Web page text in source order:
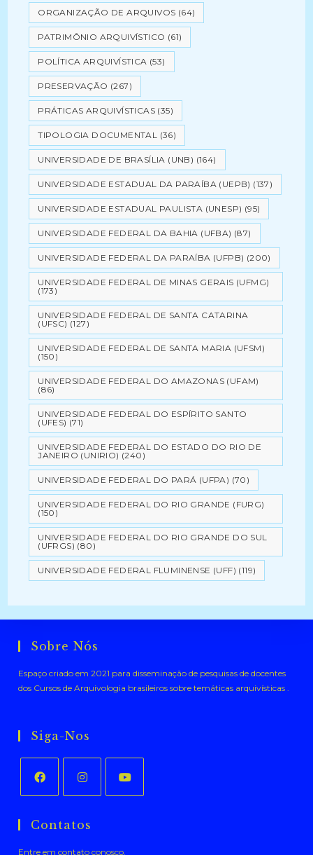
ORGANIZAÇÃO DE ARQUIVOS (64)
PATRIMÔNIO ARQUIVÍSTICO (61)
POLÍTICA ARQUIVÍSTICA (53)
PRESERVAÇÃO (267)
PRÁTICAS ARQUIVÍSTICAS (35)
TIPOLOGIA DOCUMENTAL (36)
UNIVERSIDADE DE BRASÍLIA (UNB) (164)
UNIVERSIDADE ESTADUAL DA PARAÍBA (UEPB) (137)
UNIVERSIDADE ESTADUAL PAULISTA (UNESP) (95)
UNIVERSIDADE FEDERAL DA BAHIA (UFBA) (87)
UNIVERSIDADE FEDERAL DA PARAÍBA (UFPB) (200)
UNIVERSIDADE FEDERAL DE MINAS GERAIS (UFMG)
(173)
UNIVERSIDADE FEDERAL DE SANTA CATARINA
(UFSC) (127)
UNIVERSIDADE FEDERAL DE SANTA MARIA (UFSM)
(150)
UNIVERSIDADE FEDERAL DO AMAZONAS (UFAM)
(86)
UNIVERSIDADE FEDERAL DO ESPÍRITO SANTO
(UFES) (71)
UNIVERSIDADE FEDERAL DO ESTADO DO RIO DE
JANEIRO (UNIRIO) (240)
UNIVERSIDADE FEDERAL DO PARÁ (UFPA) (70)
UNIVERSIDADE FEDERAL DO RIO GRANDE (FURG)
(150)
UNIVERSIDADE FEDERAL DO RIO GRANDE DO SUL
(UFRGS) (80)
UNIVERSIDADE FEDERAL FLUMINENSE (UFF) (119)
Sobre Nós
Espaço criado em 2021 para disseminação de pesquisas de docentes
dos Cursos de Arquivologia brasileiros sobre temáticas arquivísticas .
Siga-Nos
em
em
Contatos
Entre em contato conosco.